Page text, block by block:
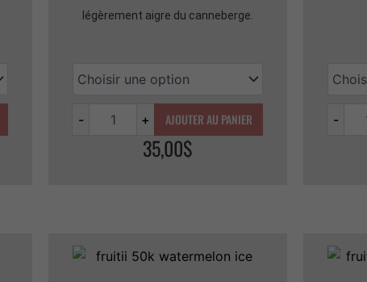
légèrement aigre du canneberge.
- + AJOUTER AU PANIER
35,00$
-